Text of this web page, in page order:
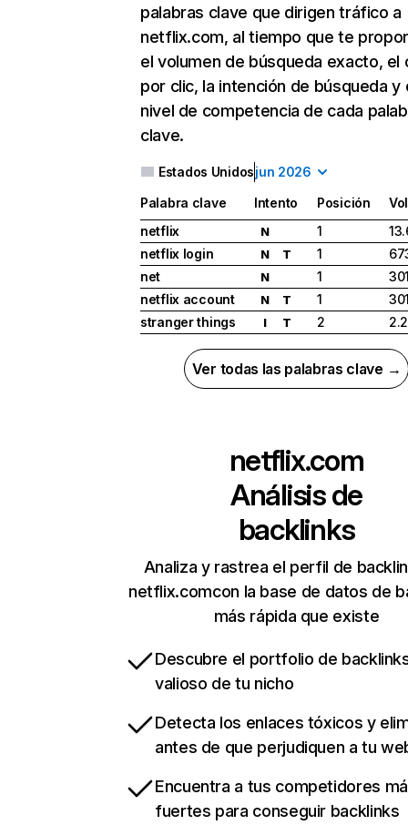
palabras clave que dirigen tráfico a
netflix.com, al tiempo que te
el volumen de búsqueda exacto, el
por clic, la intención de búsqueda y
nivel de competencia de cada
clave.
Estados Unidosjun 2026
Palabra clave Intento Posición
netflix
N 1
netflix login
N T 1
net
N 1
netflix account
N T 1
stranger things
I T 2
Ver todas las palabras clave →
netflix.com
Análisis de
backlinks
Analiza y rastrea el perfil de
netflix.comcon la base de datos de
más rápida que existe
Descubre el portfolio de
valioso de tu nicho
Detecta los enlaces tóxicos y
antes de que perjudiquen a tu
Encuentra a tus competidores
fuertes para conseguir backlinks